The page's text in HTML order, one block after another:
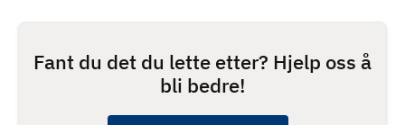
Fant du det du lette etter? Hjelp oss å
bli bedre!